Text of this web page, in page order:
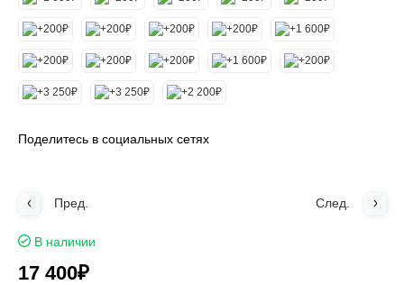
Поделитесь в социальных сетях
Пред. След.
В наличии
17 400₽